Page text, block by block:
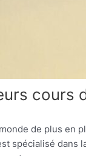
cours
de plus en
spécialisé dans